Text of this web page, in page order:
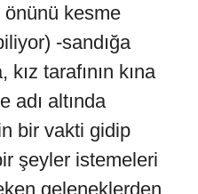
önünü kesme
-sandığa
tarafının kına
adı altında
bir vakti gidip
şeyler istemeleri
geleneklerden